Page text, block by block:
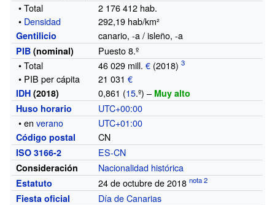
• Total
2 176 412 hab.
• Densidad 292,19 hab/km²
Gentilicio canario, -a / isleño, -a
PIB (nominal)
Puesto 8.º
• Total
46 029 mill.€ (2018)
• PIB per cápita
21 031€
IDH (2018) 0,861 (15.º) – Muy alto
Huso horario
UTC+00:00
• enverano UTC+01:00
Código postal CN
ISO 3166-2 ES-CN
Consideración Nacionalidad histórica
Estatuto 24 de octubre de 2018
Fiesta oficial Día de Canarias